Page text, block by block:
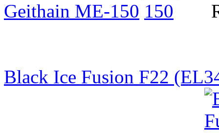
Geithain ME-150
Black Ice Fusion F22